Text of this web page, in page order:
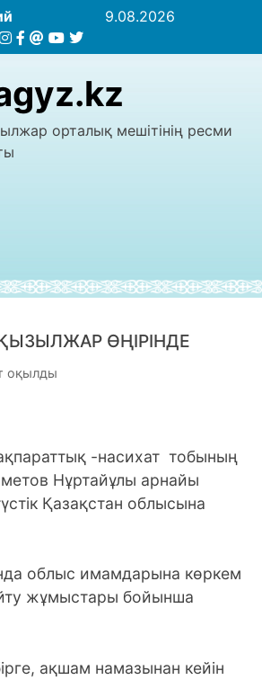
9.08.2026
орталық мешітінің ресми
ӨҢІРІНДЕ
оқылды
-насихат тобының
Нұртайұлы арнайы
Қазақстан облысына
облыс имамдарына көркем
жұмыстары бойынша
ақшам намазынан кейін